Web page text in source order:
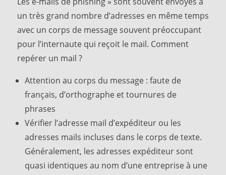
un très grand nombre d’adresses en même temps
avec un corps de message souvent préoccupant
pour l’internaute qui reçoit le mail. Comment
repérer un mail ?
Attention au corps du message : faute de
français, d’orthographe et tournures de
phrases
Vérifier l’adresse mail d’expéditeur ou les
adresses mails incluses dans le corps de texte.
Généralement, les adresses expéditeur sont
quasi identiques au nom d’une entreprise à une